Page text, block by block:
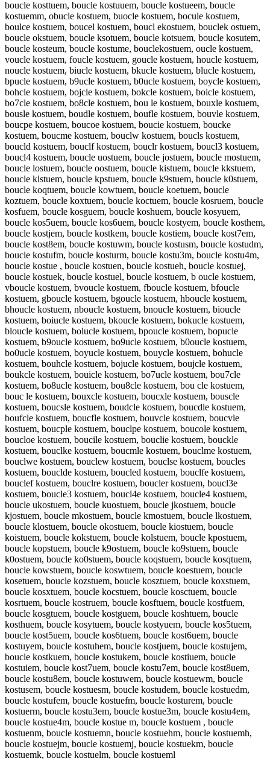
boucle kosttuem, boucle kostuuem, boucle kostueem, boucle
kostuemm, obucle kostuem, buocle kostuem, bocule kostuem,
boulce kostuem, boucel kostuem, boucl ekostuem, bouclek ostuem,
boucle okstuem, boucle ksotuem, boucle kotsuem, boucle kosutem,
boucle kosteum, boucle kostume, bouclekostuem, oucle kostuem,
voucle kostuem, foucle kostuem, goucle kostuem, houcle kostuem,
noucle kostuem, biucle kostuem, bkucle kostuem, blucle kostuem,
bpucle kostuem, b9ucle kostuem, b0ucle kostuem, boycle kostuem,
bohcle kostuem, bojcle kostuem, bokcle kostuem, boicle kostuem,
bo7cle kostuem, bo8cle kostuem, bou le kostuem, bouxle kostuem,
bousle kostuem, boudle kostuem, boufle kostuem, bouvle kostuem,
boucpe kostuem, boucoe kostuem, boucie kostuem, boucke
kostuem, boucme kostuem, bouclw kostuem, boucls kostuem,
boucld kostuem, bouclf kostuem, bouclr kostuem, boucl3 kostuem,
boucl4 kostuem, boucle uostuem, boucle jostuem, boucle mostuem,
boucle lostuem, boucle oostuem, boucle kistuem, boucle kkstuem,
boucle klstuem, boucle kpstuem, boucle k9stuem, boucle k0stuem,
boucle koqtuem, boucle kowtuem, boucle koetuem, boucle
koztuem, boucle koxtuem, boucle koctuem, boucle kosruem, boucle
kosfuem, boucle kosguem, boucle koshuem, boucle kosyuem,
boucle kos5uem, boucle kos6uem, boucle kostyem, boucle kosthem,
boucle kostjem, boucle kostkem, boucle kostiem, boucle kost7em,
boucle kost8em, boucle kostuwm, boucle kostusm, boucle kostudm,
boucle kostufm, boucle kosturm, boucle kostu3m, boucle kostu4m,
boucle kostue , boucle kostuen, boucle kostueh, boucle kostuej,
boucle kostuek, boucle kostuel, boucle kostuem, b oucle kostuem,
vboucle kostuem, bvoucle kostuem, fboucle kostuem, bfoucle
kostuem, gboucle kostuem, bgoucle kostuem, hboucle kostuem,
bhoucle kostuem, nboucle kostuem, bnoucle kostuem, bioucle
kostuem, boiucle kostuem, bkoucle kostuem, bokucle kostuem,
bloucle kostuem, bolucle kostuem, bpoucle kostuem, bopucle
kostuem, b9oucle kostuem, bo9ucle kostuem, b0oucle kostuem,
bo0ucle kostuem, boyucle kostuem, bouycle kostuem, bohucle
kostuem, bouhcle kostuem, bojucle kostuem, boujcle kostuem,
boukcle kostuem, bouicle kostuem, bo7ucle kostuem, bou7cle
kostuem, bo8ucle kostuem, bou8cle kostuem, bou cle kostuem,
bouc le kostuem, bouxcle kostuem, boucxle kostuem, bouscle
kostuem, boucsle kostuem, boudcle kostuem, boucdle kostuem,
boufcle kostuem, boucfle kostuem, bouvcle kostuem, boucvle
kostuem, boucple kostuem, bouclpe kostuem, boucole kostuem,
boucloe kostuem, boucile kostuem, bouclie kostuem, bouckle
kostuem, bouclke kostuem, boucmle kostuem, bouclme kostuem,
bouclwe kostuem, bouclew kostuem, bouclse kostuem, boucles
kostuem, bouclde kostuem, boucled kostuem, bouclfe kostuem,
bouclef kostuem, bouclre kostuem, boucler kostuem, boucl3e
kostuem, boucle3 kostuem, boucl4e kostuem, boucle4 kostuem,
boucle ukostuem, boucle kuostuem, boucle jkostuem, boucle
kjostuem, boucle mkostuem, boucle kmostuem, boucle lkostuem,
boucle klostuem, boucle okostuem, boucle kiostuem, boucle
koistuem, boucle kokstuem, boucle kolstuem, boucle kpostuem,
boucle kopstuem, boucle k9ostuem, boucle ko9stuem, boucle
k0ostuem, boucle ko0stuem, boucle koqstuem, boucle kosqtuem,
boucle kowstuem, boucle koswtuem, boucle koestuem, boucle
kosetuem, boucle kozstuem, boucle kosztuem, boucle koxstuem,
boucle kosxtuem, boucle kocstuem, boucle kosctuem, boucle
kosrtuem, boucle kostruem, boucle kosftuem, boucle kostfuem,
boucle kosgtuem, boucle kostguem, boucle koshtuem, boucle
kosthuem, boucle kosytuem, boucle kostyuem, boucle kos5tuem,
boucle kost5uem, boucle kos6tuem, boucle kost6uem, boucle
kostuyem, boucle kostuhem, boucle kostjuem, boucle kostujem,
boucle kostkuem, boucle kostukem, boucle kostiuem, boucle
kostuiem, boucle kost7uem, boucle kostu7em, boucle kost8uem,
boucle kostu8em, boucle kostuwem, boucle kostuewm, boucle
kostusem, boucle kostuesm, boucle kostudem, boucle kostuedm,
boucle kostufem, boucle kostuefm, boucle kosturem, boucle
kostuerm, boucle kostu3em, boucle kostue3m, boucle kostu4em,
boucle kostue4m, boucle kostue m, boucle kostuem , boucle
kostuenm, boucle kostuemn, boucle kostuehm, boucle kostuemh,
boucle kostuejm, boucle kostuemj, boucle kostuekm, boucle
kostuemk, boucle kostuelm, boucle kostueml